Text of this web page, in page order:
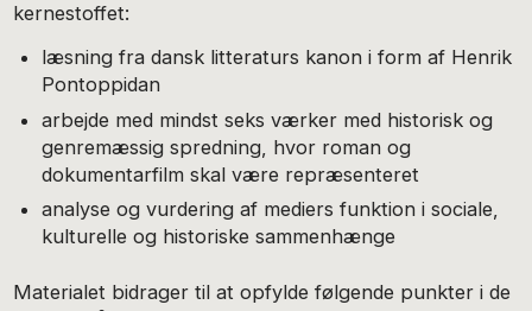
kernestoffet:
læsning fra dansk litteraturs kanon i form af Henrik
Pontoppidan
arbejde med mindst seks værker med historisk og
genremæssig spredning, hvor roman og
dokumentarfilm skal være repræsenteret
analyse og vurdering af mediers funktion i sociale,
kulturelle og historiske sammenhænge
Materialet bidrager til at opfylde følgende punkter i de